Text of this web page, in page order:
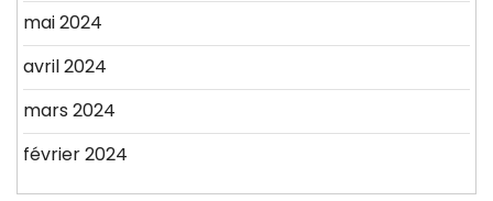
mai 2024
avril 2024
mars 2024
février 2024